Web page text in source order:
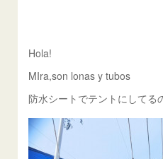
Hola!
MIra,son lonas y tubos
防水シートでテントにしてる